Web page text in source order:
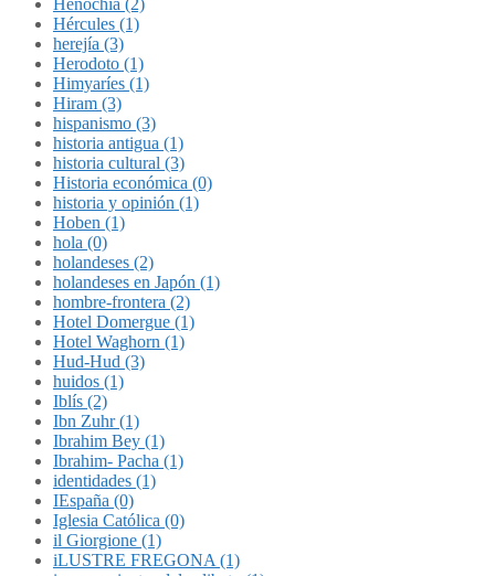
Henochia (2)
Hércules (1)
herejía (3)
Herodoto (1)
Himyaríes (1)
Hiram (3)
hispanismo (3)
historia antigua (1)
historia cultural (3)
Historia económica (0)
historia y opinión (1)
Hoben (1)
hola (0)
holandeses (2)
holandeses en Japón (1)
hombre-frontera (2)
Hotel Domergue (1)
Hotel Waghorn (1)
Hud-Hud (3)
huidos (1)
Iblís (2)
Ibn Zuhr (1)
Ibrahim Bey (1)
Ibrahim- Pacha (1)
identidades (1)
IEspaña (0)
Iglesia Católica (0)
il Giorgione (1)
iLUSTRE FREGONA (1)